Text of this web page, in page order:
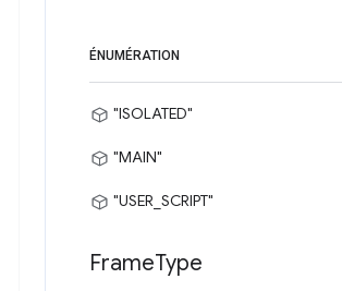
ÉNUMÉRATION
"ISOLATED"
"MAIN"
"USER_SCRIPT"
FrameType